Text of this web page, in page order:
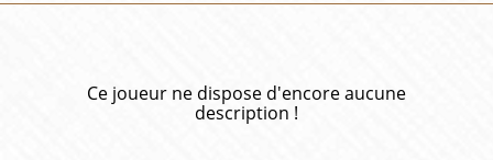
Ce joueur ne dispose d'encore aucune
description !